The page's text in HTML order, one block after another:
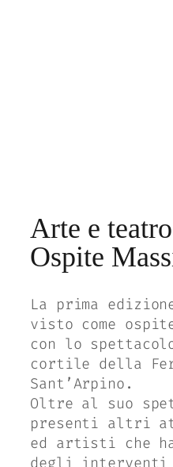
Arte e
Ospite
La prima
visto come
con lo
cortile della
Sant’Arpino.
Oltre al suo
presenti altri
ed artisti che
degli interventi